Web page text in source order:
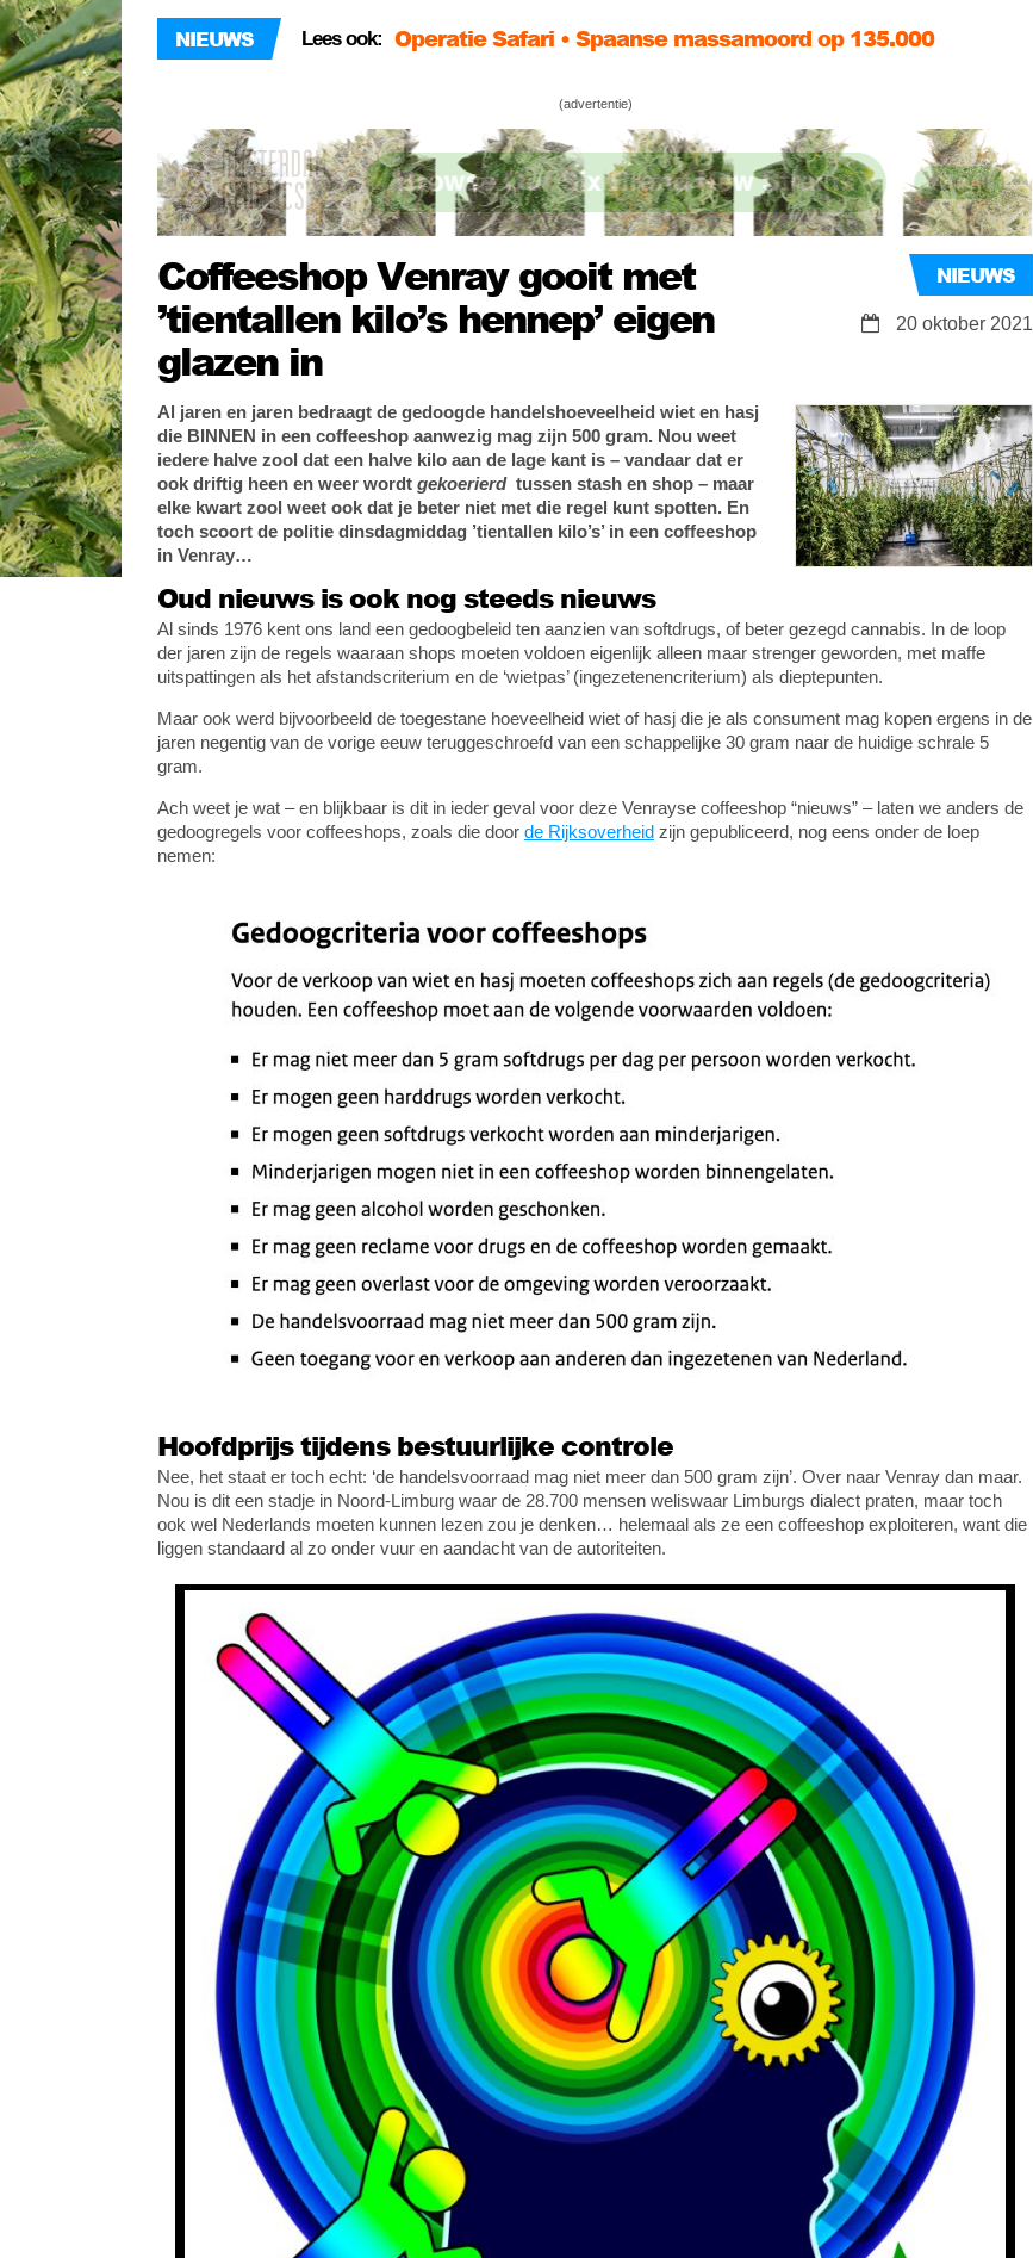
NIEUWS Lees ook:
wietplanten!
teler Leli Holland
Vietnamese wietsmokkelaar in UK komt niet weg met
corona-smoes
(advertentie)
Coffeeshop Venray gooit met
’tientallen kilo’s hennep’ eigen
glazen in
NIEUWS
20 oktober 2021
Al jaren en jaren bedraagt de gedoogde handelshoeveelheid wiet en hasj
die BINNEN in een coffeeshop aanwezig mag zijn 500 gram. Nou weet
iedere halve zool dat een halve kilo aan de lage kant is – vandaar dat er
ook driftig heen en weer wordt gekoerierdtussen stash en shop – maar
elke kwart zool weet ook dat je beter niet met die regel kunt spotten. En
toch scoort de politie dinsdagmiddag ’tientallen kilo’s’ in een coffeeshop
in Venray…
Oud nieuws is ook nog steeds nieuws
Al sinds 1976 kent ons land een gedoogbeleid ten aanzien van softdrugs, of beter gezegd cannabis. In de loop
der jaren zijn de regels waaraan shops moeten voldoen eigenlijk alleen maar strenger geworden, met maffe
uitspattingen als het afstandscriterium en de ‘wietpas’ (ingezetenencriterium) als dieptepunten.
Maar ook werd bijvoorbeeld de toegestane hoeveelheid wiet of hasj die je als consument mag kopen ergens in de
jaren negentig van de vorige eeuw teruggeschroefd van een schappelijke 30 gram naar de huidige schrale 5
gram.
Ach weet je wat – en blijkbaar is dit in ieder geval voor deze Venrayse coffeeshop “nieuws” – laten we anders de
gedoogregels voor coffeeshops, zoals die door de Rijksoverheid zijn gepubliceerd, nog eens onder de loep
nemen:
Hoofdprijs tijdens bestuurlijke controle
Nee, het staat er toch echt: ‘de handelsvoorraad mag niet meer dan 500 gram zijn’. Over naar Venray dan maar.
Nou is dit een stadje in Noord-Limburg waar de 28.700 mensen weliswaar Limburgs dialect praten, maar toch
ook wel Nederlands moeten kunnen lezen zou je denken… helemaal als ze een coffeeshop exploiteren, want die
liggen standaard al zo onder vuur en aandacht van de autoriteiten.